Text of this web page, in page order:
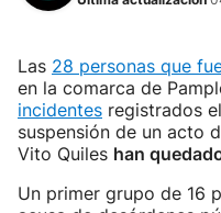
Las 28 personas que
en la comarca de
incidentes registrados
suspensión de un acto
Vito Quiles han
Un primer grupo de 16